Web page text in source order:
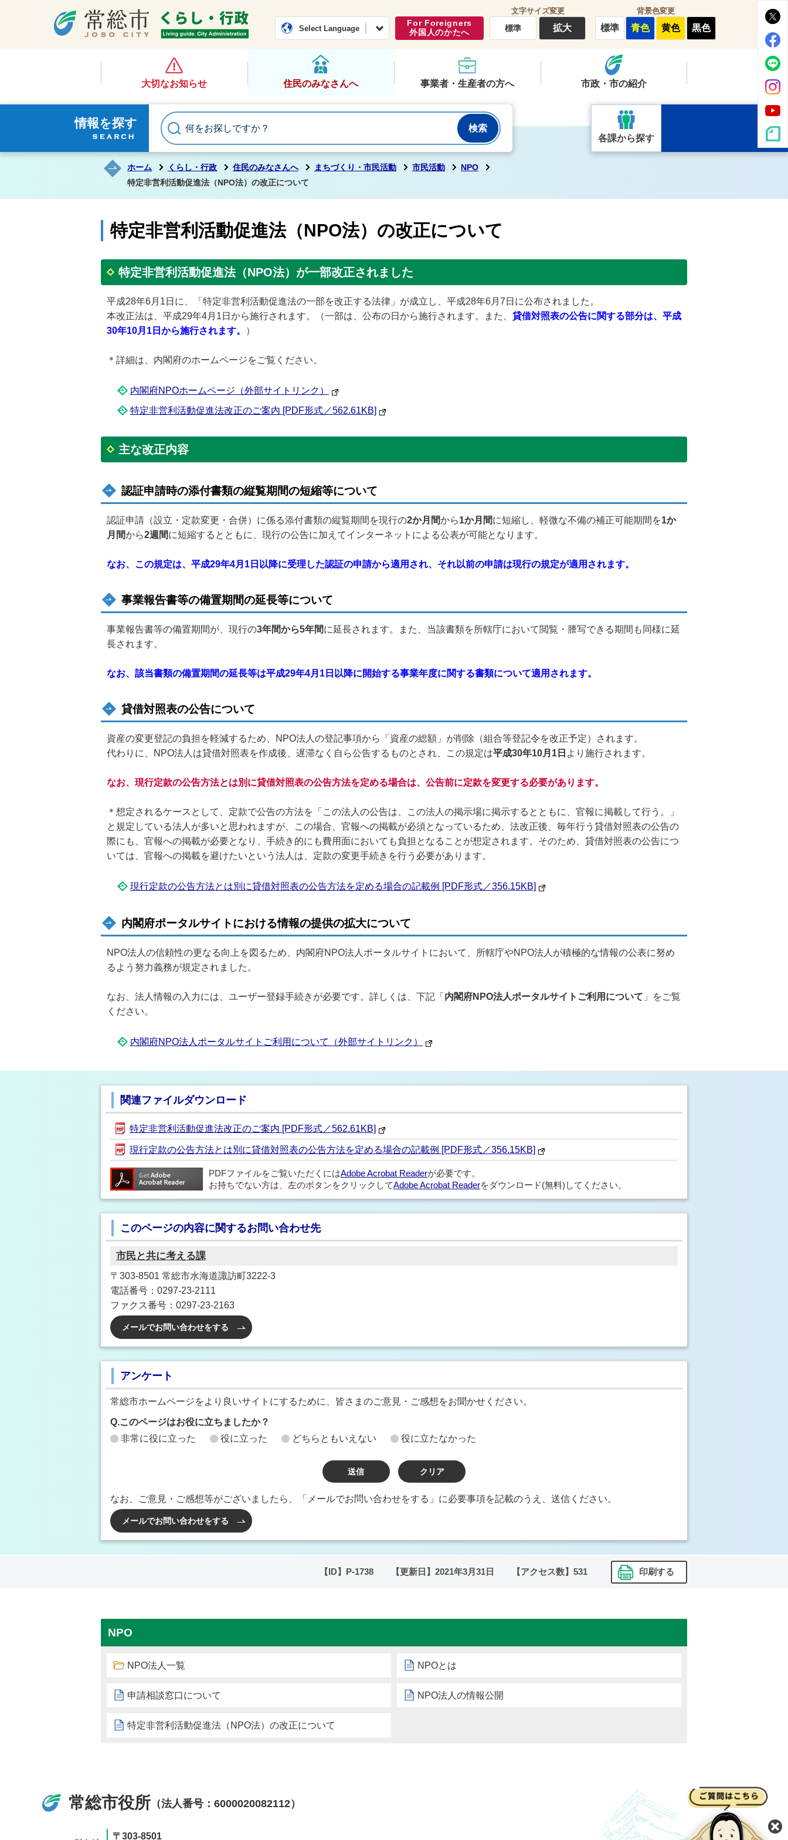
常総市公式ホームページくらし・行政
Select Language
For Foreigners
外国人のかたへ
文字サイズ変更
標準 拡大
背景色変更
標準 青色 黄色 黒色
大切なお知らせ 住民のみなさんへ 事業者・生産者の方へ 市政・市の紹介
情報を探す
各課から探す
ホーム くらし・行政 住民のみなさんへ まちづくり・市民活動 市民活動
NPO
特定非営利活動促進法（NPO法）の改正について
特定非営利活動促進法（NPO法）の改正について
特定非営利活動促進法（NPO法）が一部改正されました
平成28年6月1日に、「特定非営利活動促進法の一部を改正する法律」が成立し、平成28年6月7日に公布されました。
本改正法は、平成29年4月1日から施行されます。（一部は、公布の日から施行されます。また、 貸借対照表の公告に関する部分は、平成
30年10月1日から施行されます。
）
＊詳細は、内閣府のホームページをご覧ください。
内閣府NPOホームページ（外部サイトリンク）
特定非営利活動促進法改正のご案内 [PDF形式／562.61KB]
主な改正内容
認証申請時の添付書類の縦覧期間の短縮等について
認証申請（設立・定款変更・合併）に係る添付書類の縦覧期間を現行の2か月間から1か月間に短縮し、軽微な不備の補正可能期間を1か
月間から2週間に短縮するとともに、現行の公告に加えてインターネットによる公表が可能となります。
なお、この規定は、平成29年4月1日以降に受理した認証の申請から適用され、それ以前の申請は現行の規定が適用されます。
事業報告書等の備置期間の延長等について
事業報告書等の備置期間が、現行の3年間から5年間に延長されます。また、当該書類を所轄庁において閲覧・謄写できる期間も同様に延
長されます。
なお、該当書類の備置期間の延長等は平成29年4月1日以降に開始する事業年度に関する書類について適用されます。
貸借対照表の公告について
資産の変更登記の負担を軽減するため、NPO法人の登記事項から「資産の総額」が削除（組合等登記令を改正予定）されます。
代わりに、NPO法人は貸借対照表を作成後、遅滞なく自ら公告するものとされ、この規定は平成30年10月1日 より施行されます。
なお、現行定款の公告方法とは別に貸借対照表の公告方法を定める場合は、公告前に定款を変更する必要があります。
＊想定されるケースとして、定款で公告の方法を「この法人の公告は、この法人の掲示場に掲示するとともに、官報に掲載して行う。」
と規定している法人が多いと思われますが、この場合、官報への掲載が必須となっているため、法改正後、毎年行う貸借対照表の公告の
際にも、官報への掲載が必要となり、手続き的にも費用面においても負担となることが想定されます。そのため、貸借対照表の公告につ
いては、官報への掲載を避けたいという法人は、定款の変更手続きを行う必要があります。
現行定款の公告方法とは別に貸借対照表の公告方法を定める場合の記載例 [PDF形式／356.15KB]
内閣府ポータルサイトにおける情報の提供の拡大について
NPO法人の信頼性の更なる向上を図るため、内閣府NPO法人ポータルサイトにおいて、所轄庁やNPO法人が積極的な情報の公表に努め
るよう努力義務が規定されました。
なお、法人情報の入力には、ユーザー登録手続きが必要です。詳しくは、下記「 内閣府NPO法人ポータルサイトご利用について 」をご覧
ください。
内閣府NPO法人ポータルサイトご利用について（外部サイトリンク）
関連ファイルダウンロード
特定非営利活動促進法改正のご案内 [PDF形式／562.61KB]
現行定款の公告方法とは別に貸借対照表の公告方法を定める場合の記載例 [PDF形式／356.15KB]
PDFファイルをご覧いただくにはAdobe Acrobat Readerが必要です。
お持ちでない方は、左のボタンをクリックしてAdobe Acrobat Readerをダウンロード(無料)してください。
このページの内容に関するお問い合わせ先
市民と共に考える課
〒303-8501 常総市水海道諏訪町3222-3
電話番号：0297-23-2111
ファクス番号：0297-23-2163
メールでお問い合わせをする
アンケート
常総市ホームページをより良いサイトにするために、皆さまのご意見・ご感想をお聞かせください。
Q.このページはお役に立ちましたか？
非常に役に立った
役に立った どちらともいえない 役に立たなかった
なお、ご意見・ご感想等がございましたら、「メールでお問い合わせをする」に必要事項を記載のうえ、送信ください。
メールでお問い合わせをする
【ID】 P-1738 【更新日】 2021年3月31日 【アクセス数】 531 印刷する
NPO
NPO法人一覧 NPOとは
申請相談窓口について NPO法人の情報公開
特定非営利活動促進法（NPO法）の改正について
常総市役所 （法人番号：6000020082112）
〒303-8501